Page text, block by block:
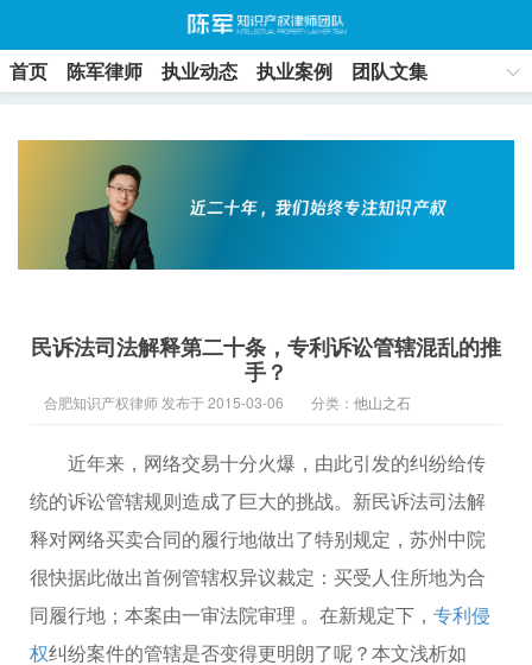
首页 陈军律师 执业动态 执业案例
团队文集
民诉法司法解释第二十条，专利诉讼管辖混乱的推
手？
合肥知识产权律师 发布于 2015-03-06 分类： 他山之石
近年来，网络交易十分火爆，由此引发的纠纷给传
统的诉讼管辖规则造成了巨大的挑战。新民诉法司法解
释对网络买卖合同的履行地做出了特别规定，苏州中院
很快据此做出首例管辖权异议裁定：买受人住所地为合
同履行地；本案由一审法院审理 。在新规定下， 专利侵
权纠纷案件的管辖是否变得更明朗了呢？本文浅析如